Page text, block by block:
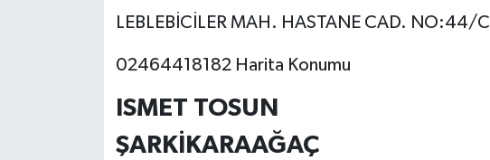
LEBLEBİCİLER MAH. HASTANE CAD. NO:44/C
02464418182 Harita Konumu
ISMET TOSUN
ŞARKİKARAAĞAÇ